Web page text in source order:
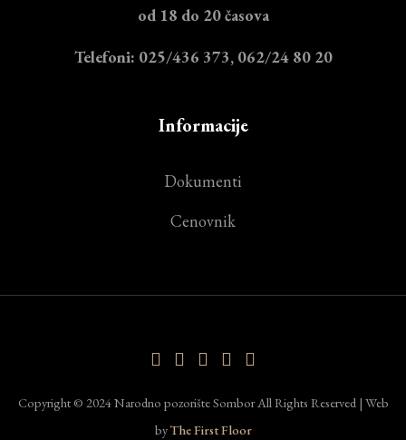
od 18 do 20 časova
Telefoni: 025/436 373, 062/24 80 20
Informacije
Dokumenti
Cenovnik
Copyright © 2024 Narodno pozorište Sombor All Rights Reserved | Web
byThe First Floor